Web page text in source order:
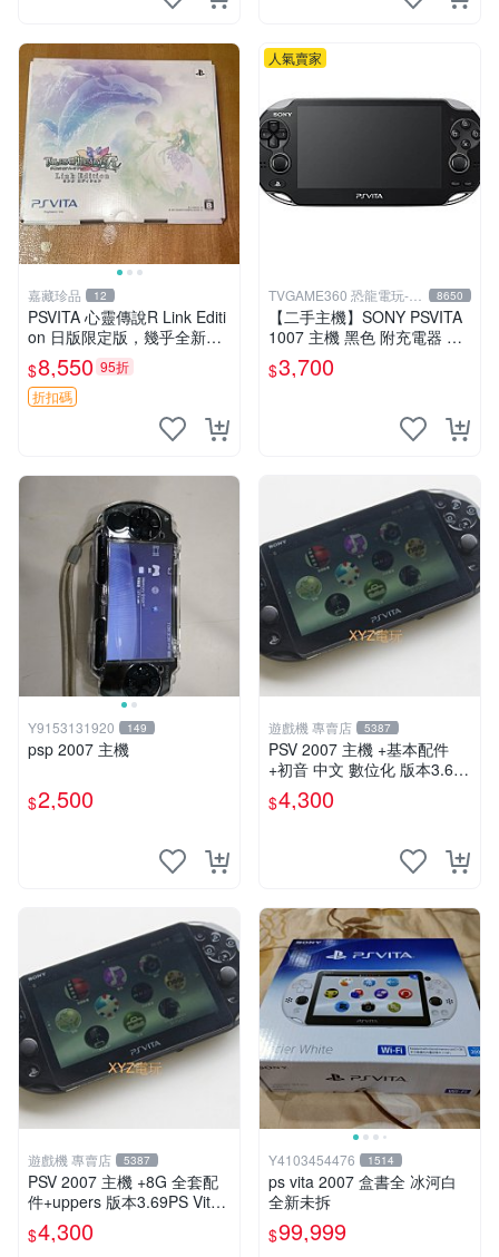
嘉藏珍品 12
PSVITA 心靈傳說R Link Editi
on 日版限定版，幾乎全新，
配件齊全，原裝包裝盒，說明
書，底座，掛件，布袋，卡都
在，游戲光盤已拆封但保存
$8,550 95折
折扣碼
人氣賣家
TVGAME360 恐龍電玩-台
中店
8650
【二手主機】SONY PSVITA
1007 主機 黑色 附充電器 US
B傳輸線 PS VITA PSV【台中
恐龍電玩】
$3,700
Y9153131920 149
psp 2007 主機
$2,500
遊戲機 專賣店 5387
PSV 2007 主機 +基本配件
+初音 中文 數位化 版本3.69
PS Vita2007 保修一年 85成
新
$4,300
遊戲機 專賣店 5387
PSV 2007 主機 +8G 全套配
件+uppers 版本3.69PS Vita2
$4,300
Y4103454476 1514
ps vita 2007 盒書全 冰河白
全新未拆
$99,999